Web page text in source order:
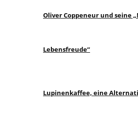
Oliver Coppeneur und seine
Lebensfreude“
Lupinenkaffee, eine